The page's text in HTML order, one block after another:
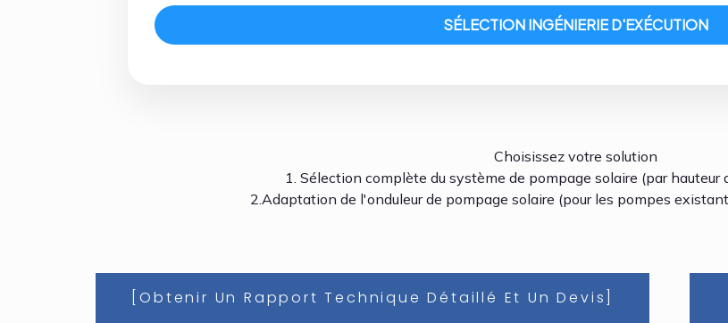
SÉLECTION INGÉNIERIE D'EXÉCUTION
Choisissez votre solution
1. Sélection complète du système de pompage solaire (par
2.Adaptation de l'onduleur de pompage solaire (pour les pompes
[Obtenir Un Rapport Technique Détaillé Et Un Devis]